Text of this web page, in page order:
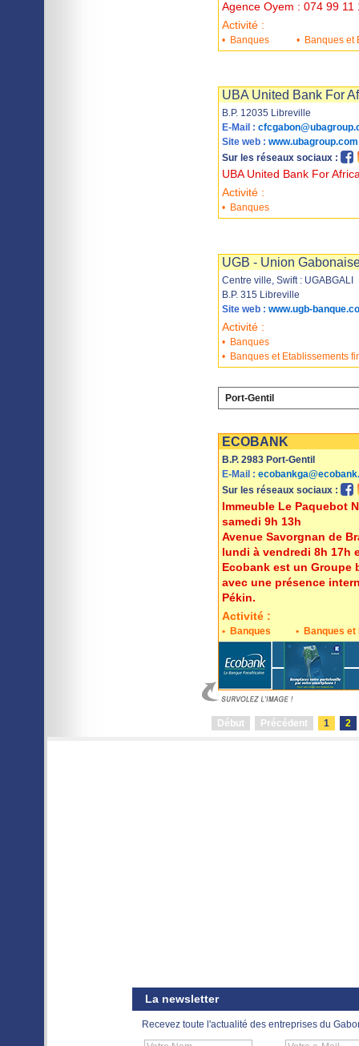
Agence Oyem : 074 99 11
Activité :
• Banques • Banques et
UBA United Bank For
B.P. 12035 Libreville
E-Mail :
Site web : www.ubagroup.com
Sur les réseaux sociaux :
UBA United Bank For
Activité :
• Banques
UGB - Union
Centre ville, Swift : UGABGALI
B.P. 315 Libreville
Site web : www.ugb-
Activité :
• Banques
• Banques et Etablissements
Port-Gentil
ECOBANK
B.P. 2983 Port-Gentil
E-Mail :
Sur les réseaux sociaux :
Immeuble Le Paquebot
samedi 9h 13h
Avenue Savorgnan de
lundi à vendredi 8h 17h
Ecobank est un Groupe
avec une présence
Pékin.
Activité :
• Banques • Banques
Début Précédent 1 2
La newsletter
Recevez toute l'actualité des entreprises du